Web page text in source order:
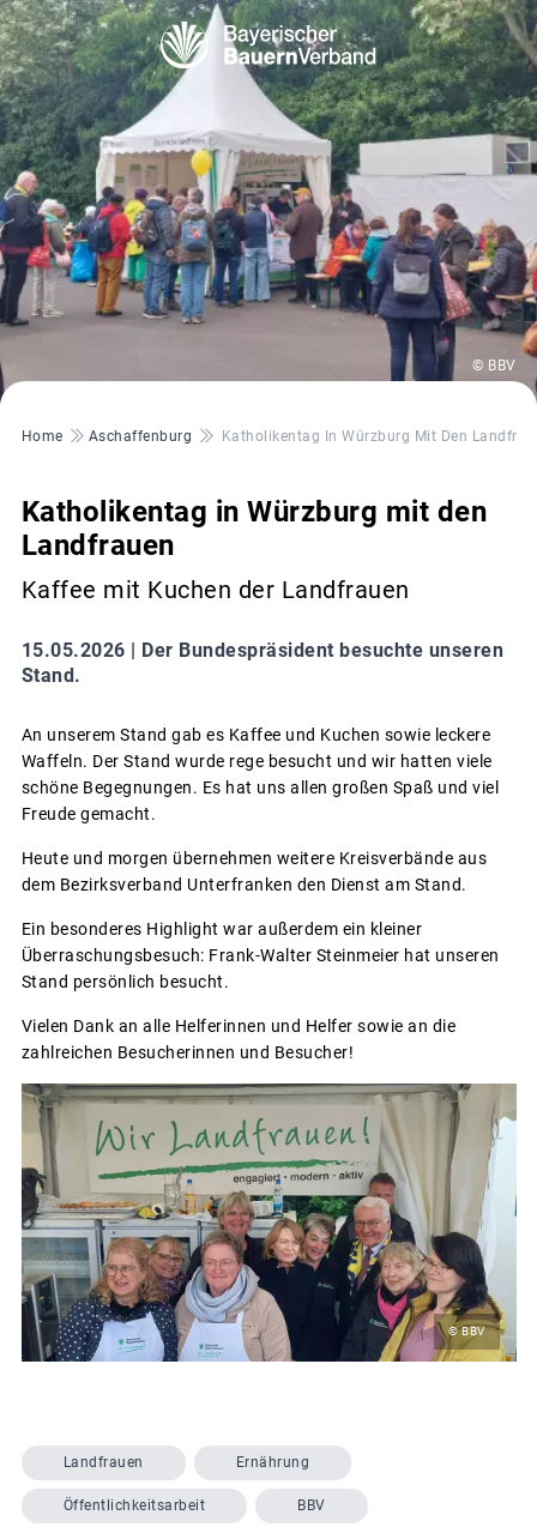
© BBV
Pfadnavigation
Home Aschaffenburg Katholikentag In Würzburg Mit Den
Katholikentag in Würzburg mit den
Landfrauen
Kaffee mit Kuchen der Landfrauen
15.05.2026 | Der Bundespräsident besuchte unseren
Stand.
An unserem Stand gab es Kaffee und Kuchen sowie leckere
Waffeln. Der Stand wurde rege besucht und wir hatten viele
schöne Begegnungen. Es hat uns allen großen Spaß und viel
Freude gemacht.
Heute und morgen übernehmen weitere Kreisverbände aus
dem Bezirksverband Unterfranken den Dienst am Stand.
Ein besonderes Highlight war außerdem ein kleiner
Überraschungsbesuch: Frank-Walter Steinmeier hat unseren
Stand persönlich besucht.
Vielen Dank an alle Helferinnen und Helfer sowie an die
zahlreichen Besucherinnen und Besucher!
© BBV
Landfrauen Ernährung
Öffentlichkeitsarbeit BBV